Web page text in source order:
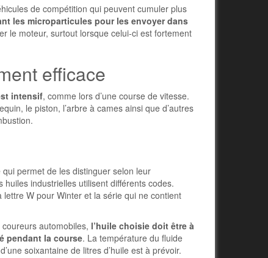
de compétition qui peuvent cumuler plus
les microparticules pour les envoyer dans
le moteur, surtout lorsque celui-ci est fortement
efficace
intensif, comme lors d’une course de vitesse.
le piston, l’arbre à cames ainsi que d’autres
permet de les distinguer selon leur
huiles industrielles utilisent différents codes.
lettre W pour Winter et la série qui ne contient
automobiles, l’huile choisie doit être à
pendant la course. La température du fluide
soixantaine de litres d’huile est à prévoir.